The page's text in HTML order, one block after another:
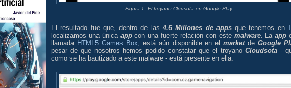
Figura 1: El troyano Clousota en Google Play
El resultado fue que, dentro de las 4.6 Millones de appsque tenemos en
localizamos una única appcon una fuerte relación con este malware. Laapp
llamada HTML5 Games Box, está aún disponible en elmarketdeGoogle
pesar de que nosotros hemos podido constatar que el troyanoCloudsota -
como se ha bautizado a este malware - está presente en ella.